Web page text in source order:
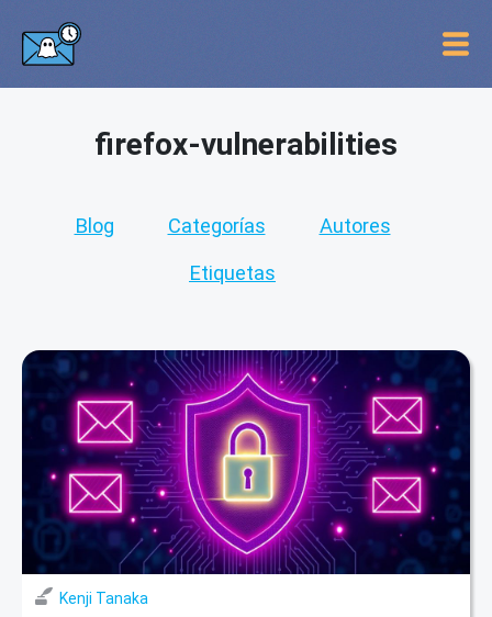
firefox-vulnerabilities
Blog Categorías Autores
Etiquetas
Kenji Tanaka